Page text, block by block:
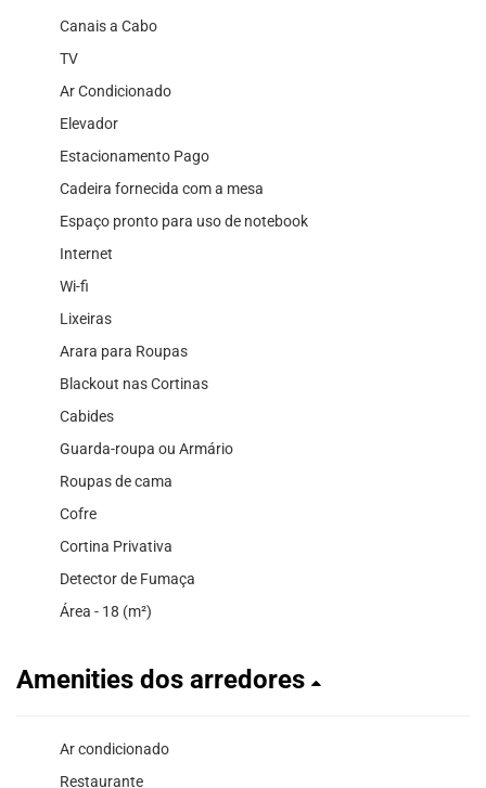
Canais a Cabo
TV
Ar Condicionado
Elevador
Estacionamento Pago
Cadeira fornecida com a mesa
Espaço pronto para uso de notebook
Internet
Wi-fi
Lixeiras
Arara para Roupas
Blackout nas Cortinas
Cabides
Guarda-roupa ou Armário
Roupas de cama
Cofre
Cortina Privativa
Detector de Fumaça
Área - 18 (m²)
Amenities dos arredores
Ar condicionado
Restaurante